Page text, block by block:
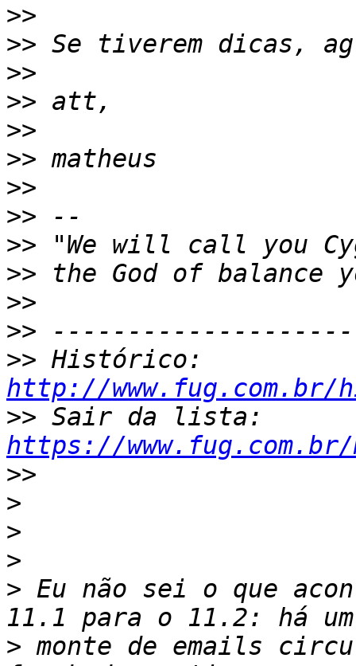
>>
>>
>>
>>
>>
>>
>>
>>
>>
>>
>>
>>
>>
http://
>>
https://
>>
>
>
>
> Eu não sei o que
> monte de emails